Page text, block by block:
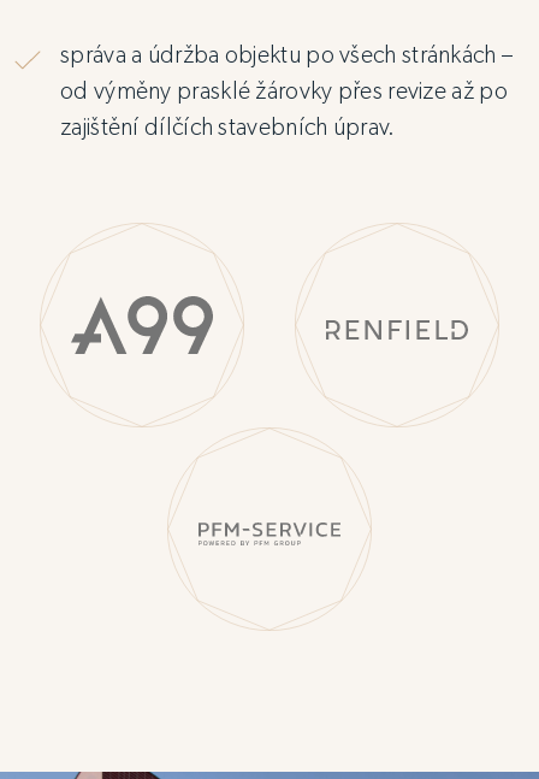
správa a údržba objektu po všech stránkách –
od výměny prasklé žárovky přes revize až po
zajištění dílčích stavebních úprav.